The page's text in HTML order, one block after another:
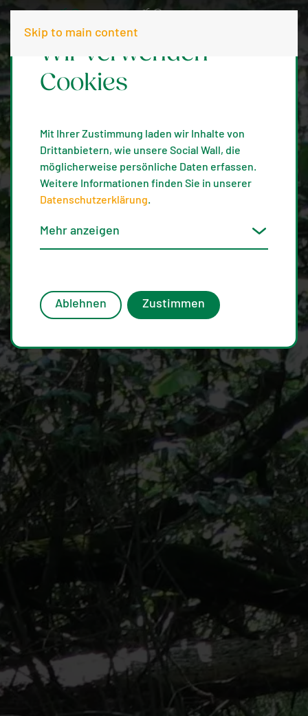
Skip to main content
Wir verwenden
Cookies
Mit Ihrer Zustimmung laden wir Inhalte von
Drittanbietern, wie unsere Social Wall, die
möglicherweise persönliche Daten erfassen.
Weitere Informationen finden Sie in unserer
Datenschutzerklärung.
Mehr anzeigen
Ablehnen Zustimmen